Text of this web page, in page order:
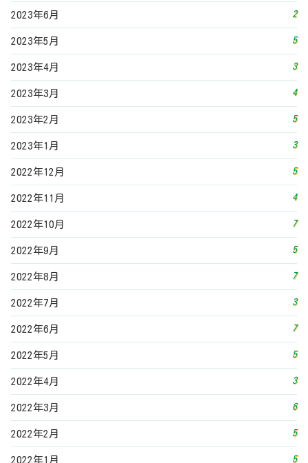
2023年6月 2
2023年5月 5
2023年4月 3
2023年3月 4
2023年2月 5
2023年1月 3
2022年12月 5
2022年11月 4
2022年10月 7
2022年9月 5
2022年8月 7
2022年7月 3
2022年6月 7
2022年5月 5
2022年4月 3
2022年3月 6
2022年2月 5
2022年1月 5